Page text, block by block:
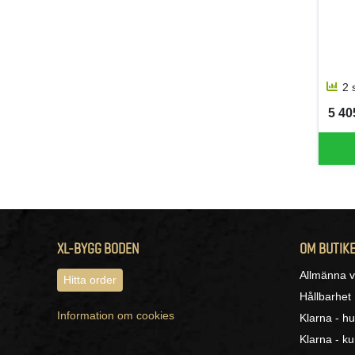
2
5
SEK
XL-BYGG BODEN
Hitta order
Information om cookies
OM
Allmänna
Hållbarhet
Klarna -
Klarna -